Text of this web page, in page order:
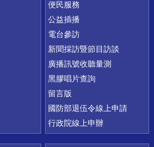
便民服務
公益插播
電台參訪
新聞採訪暨節目訪談
廣播訊號收聽量測
黑膠唱片查詢
留言版
國防部退伍令線上申請
行政院線上申辦